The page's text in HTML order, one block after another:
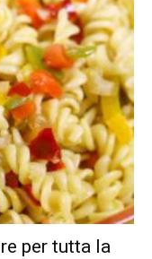
per tutta la